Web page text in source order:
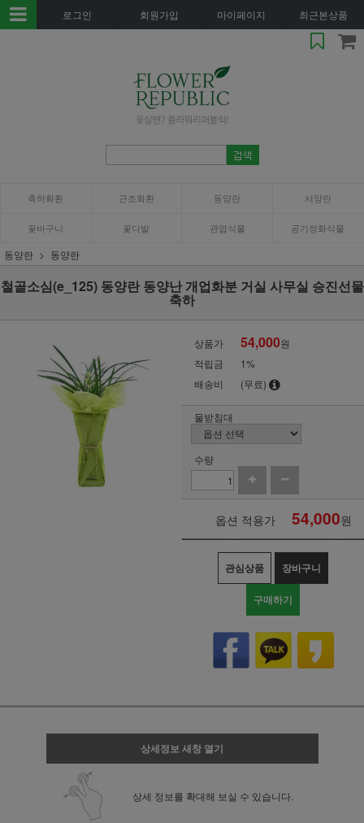
로그인 회원가입 마이페이지 최근본상품
축하화환 근조화환 동양란 서양란
꽃바구니 꽃다발 관엽식물 공기정화식물
동양란 동양란
철골소심(e_125) 동양란 동양난 개업화분 거실 사무실 승진선물
축하
상품가 54,000원
적립금
1%
배송비
(무료)
물받침대
수량
옵션 적용가 54,000원
관심상품 장바구니
구매하기
상세정보 새창 열기
상세 정보를 확대해 보실 수 있습니다.